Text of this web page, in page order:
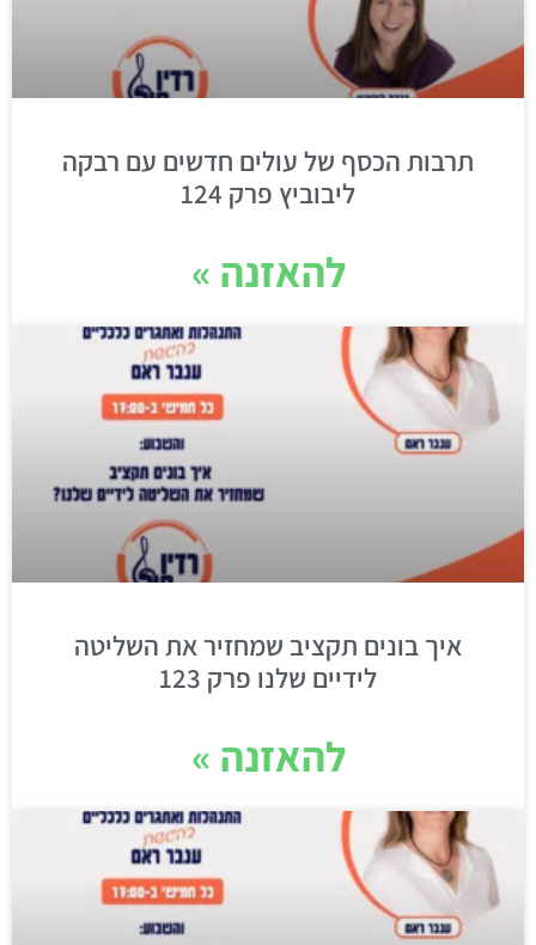
תרבות הכסף של עולים חדשים עם רבקה
ליבוביץ פרק 124
להאזנה »
איך בונים תקציב שמחזיר את השליטה
לידיים שלנו פרק 123
להאזנה »